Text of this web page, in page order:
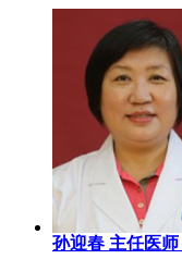
孙迎春 主任医师